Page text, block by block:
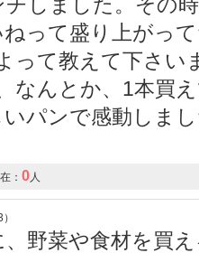
って盛り上がっ
って教えて下さい
なんとか、1本買
パンで感動しま
： 0 人
野菜や食材を買